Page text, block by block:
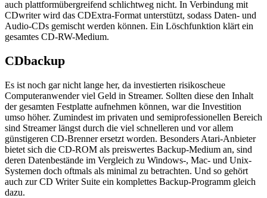
auch plattformübergreifend schlichtweg nicht. In Verbindung mit
CDwriter wird das CDExtra-Format unterstützt, sodass Daten- und
Audio-CDs gemischt werden können. Ein Löschfunktion klärt ein
gesamtes CD-RW-Medium.
CDbackup
Es ist noch gar nicht lange her, da investierten risikoscheue
Computeranwender viel Geld in Streamer. Sollten diese den Inhalt
der gesamten Festplatte aufnehmen können, war die Investition
umso höher. Zumindest im privaten und semiprofessionellen Bereich
sind Streamer längst durch die viel schnelleren und vor allem
günstigeren CD-Brenner ersetzt worden. Besonders Atari-Anbieter
bietet sich die CD-ROM als preiswertes Backup-Medium an, sind
deren Datenbestände im Vergleich zu Windows-, Mac- und Unix-
Systemen doch oftmals als minimal zu betrachten. Und so gehört
auch zur CD Writer Suite ein komplettes Backup-Programm gleich
dazu.